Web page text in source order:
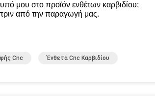
μου στο προϊόν ενθέτων καρβιδίου;
από την παραγωγή μας.
Cnc Ένθετα Cnc Καρβιδίου